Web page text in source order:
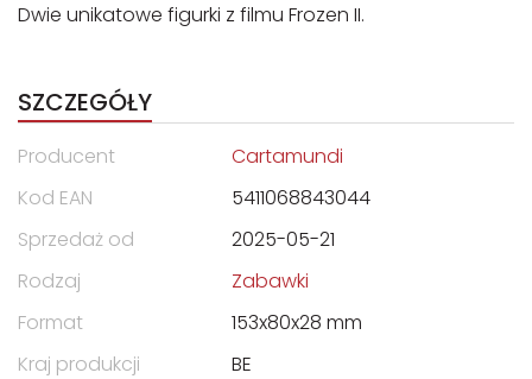
Dwie unikatowe figurki z filmu Frozen II.
SZCZEGÓŁY
Producent
Cartamundi
Kod EAN
5411068843044
Sprzedaż od
2025-05-21
Rodzaj
Zabawki
Format
153x80x28 mm
Kraj produkcji
BE